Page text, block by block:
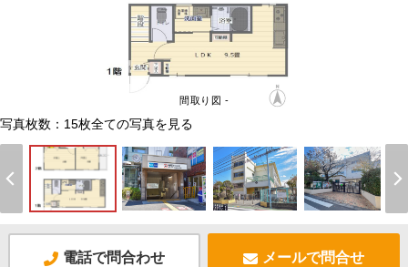
間取り図 -
写真枚数：15枚全ての写真を見る
電話で問合わせ メールで問合せ